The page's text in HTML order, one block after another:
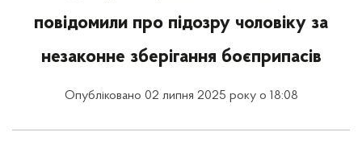
повідомили про підозру чоловіку за
незаконне зберігання боєприпасів
Опубліковано 02 липня 2025 року о 18:08